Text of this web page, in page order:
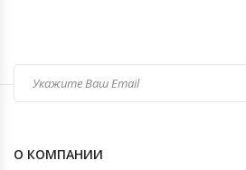
О КОМПАНИИ